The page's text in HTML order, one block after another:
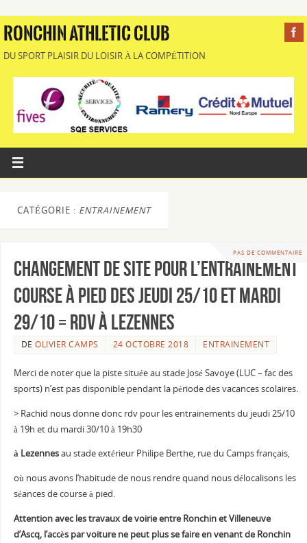
RONCHIN ATHLETIC CLUB
DU SPORT PLAISIR DU LOISIR À LA COMPÉTITION
CATÉGORIE : ENTRAINEMENT
PAS DE COMMENTAIRE
Changement de site pour l’Entrainement
Course à Pied des Jeudi 25/10 et Mardi
29/10 = rdv à Lezennes
DEOLIVIER CAMPS 24 OCTOBRE 2018 ENTRAINEMENT
Merci de noter que la piste située au stade José Savoye (LUC – fac des
sports) n’est pas disponible pendant la période des vacances scolaires.
> Rachid nous donne donc rdv pour les entrainements du jeudi 25/10
à 19h et du mardi 30/10 à 19h30
à Lezennesau stade extérieur Philipe Berthe, rue du Camps français,
où nous avons l’habitude de nous rendre quand nous délocalisons les
séances de course à pied.
Attention avec les travaux de voirie entre Ronchin et Villeneuve
d’Ascq, l’accès par voiture ne peut plus se faire en venant de Ronchin